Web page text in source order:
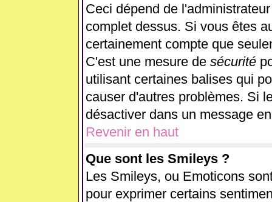
Ceci dépend de
complet dessus. Si vous êtes
certainement compte que
C'est une mesure de sécurité
utilisant certaines balises qui
causer d'autres problèmes. Si
désactiver dans un message
Revenir en haut
Que sont les Smileys ?
Les Smileys, ou Emoticons
pour exprimer certains